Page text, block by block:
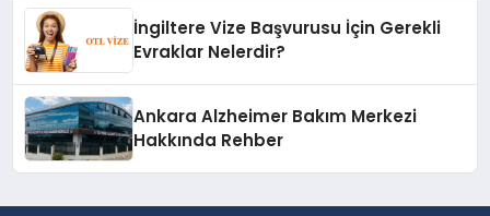
İngiltere Vize Başvurusu İçin Gerekli
Evraklar Nelerdir?
Ankara Alzheimer Bakım Merkezi
Hakkında Rehber